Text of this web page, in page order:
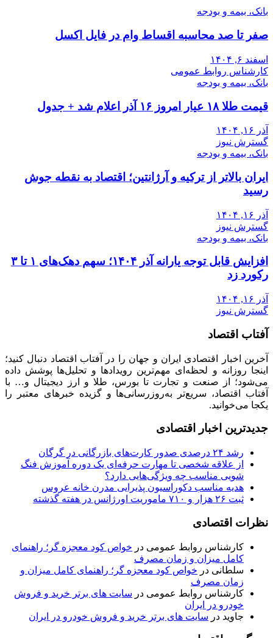
بانک، بیمه و بودجه
صفر تا صد محاسبه اقساط وام در فایل اکسل
اسفند ۶, ۱۴۰۴
کارشناس روابط عمومی
بانک، بیمه و بودجه
قیمت طلا ۱۸ عیار امروز ۱۶ آذر اعلام شد + جدول
آذر ۱۶, ۱۴۰۴
گسترش نیوز
بانک، بیمه و بودجه
ایران بالاتر از ترکیه و آرژانتین؛ اقتصاد به نقطه جوش
رسید
آذر ۱۶, ۱۴۰۴
گسترش نیوز
بانک، بیمه و بودجه
افزایش قابل توجه یارانه آذر ۱۴۰۴؛ سهم دهک‌های ۱ تا ۳
رکورد زد
آذر ۱۶, ۱۴۰۴
گسترش نیوز
آفتاب اقتصاد
آخرین اخبار اقتصادی ایران و جهان را در آفتاب اقتصاد دنبال کنید؛
اینجا روزانه و لحظه‌ای مهم‌ترین رویدادها و تحلیل‌ها پوشش داده
می‌شود؛ از صنعت و تجارت تا بورس، طلا و ارز دیجیتال و… با
آفتاب اقتصاد، سریع‌تر به‌روزرسانی‌ها و گزیده خبرهای معتبر را
یکجا می‌خوانید.
جدیدترین اخبار اقتصادی
رشد ۲۴ درصدی صدور کارت‌های بازرگانی در گرگان
از علاقه شخصی تا مهارت حرفه‌ای یک دوره آموزش فنگ
شویی مناسب چه ویژگی‌هایی دارد؟
هدیه مناسب دکوراسیون پذیرایی مدرن خانه عروس
ثبت ۲۶ هزار و ۷۱۰ ماموریت اورژانس در هفته گذشته
نظرات اقتصادی
کارشناس روابط عمومی در خواص کود معجزه گر؛ راهنمای
کامل میزان و زمان مصرف
سلطانی در خواص کود معجزه گر؛ راهنمای کامل میزان و
زمان مصرف
کارشناس روابط عمومی در سایت های برتر خرید و فروش
خودرو در ایران
جاوید در سایت های برتر خرید و فروش خودرو در ایران